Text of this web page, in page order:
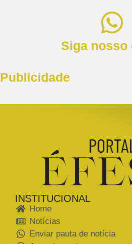
Siga nosso
Publicidade
INSTITUCIONAL
Home
Notícias
Enviar pauta de notícia